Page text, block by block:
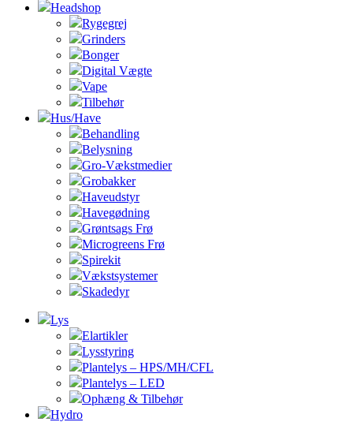
Headshop
Rygegrej
Grinders
Bonger
Digital Vægte
Vape
Tilbehør
Hus/Have
Behandling
Belysning
Gro-Vækstmedier
Grobakker
Haveudstyr
Havegødning
Grøntsags Frø
Microgreens Frø
Spirekit
Vækstsystemer
Skadedyr
Lys
Elartikler
Lysstyring
Plantelys – HPS/MH/CFL
Plantelys – LED
Ophæng & Tilbehør
Hydro